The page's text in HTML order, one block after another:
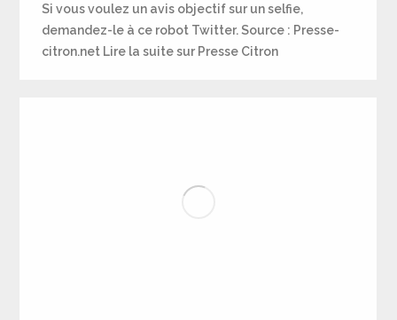
Si vous voulez un avis objectif sur un selfie,
demandez-le à ce robot Twitter. Source : Presse-
citron.net Lire la suite sur Presse Citron